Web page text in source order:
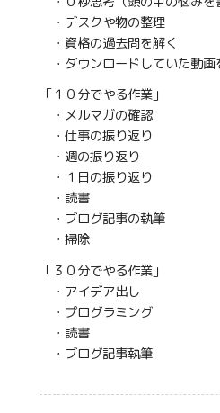
・デスクや物の整理
・資格の過去問を解く
・ダウンロードしていた動画
「１０分でやる作業」
・メルマガの確認
・仕事の振り返り
・週の振り返り
・１日の振り返り
・読書
・ブログ記事の執筆
・掃除
「３０分でやる作業」
・アイデア出し
・プログラミング
・読書
・ブログ記事執筆